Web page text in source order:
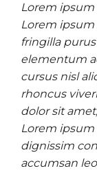
Lorem
Lorem
fringilla
elementum
cursus nisl
rhoncus
dolor sit
Lorem
dignissim
accumsan